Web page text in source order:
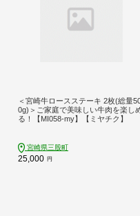
＜宮崎牛ロースステーキ 2枚(総量
0g)＞ご家庭で美味しい牛肉を楽し
る！【MI058-my】【ミヤチク】
宮崎県三股町
25,000 円